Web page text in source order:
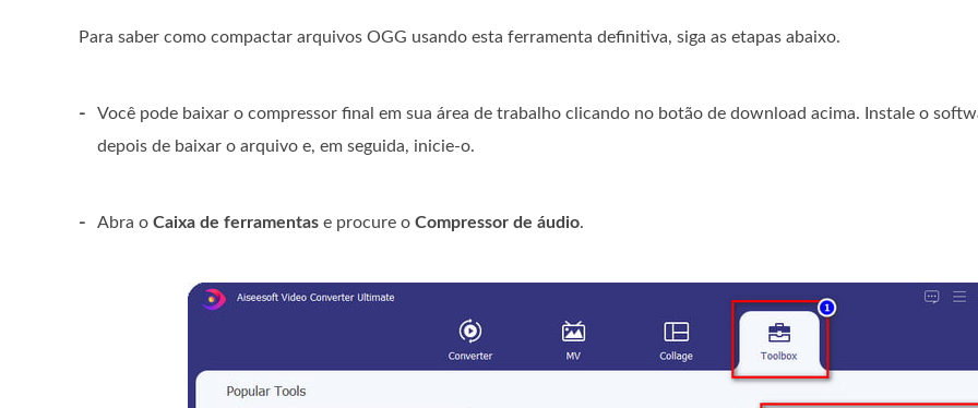
Para saber como compactar arquivos OGG usando esta ferramenta definitiva, siga as etapas abaixo.
-
Você pode baixar o compressor final em sua área de trabalho clicando no botão de download acima. Instale o
depois de baixar o arquivo e, em seguida, inicie-o.
- Abra o Caixa de ferramentas e procure o Compressor de áudio.